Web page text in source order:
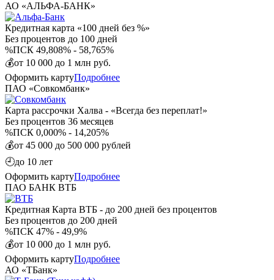
АО «АЛЬФА-БАНК»
Кредитная карта «100 дней без %»
Без процентов до 100 дней
%ПСК 49,808% - 58,765%
💰от 10 000 до 1 млн руб.
Оформить картуПодробнее
ПАО «Совкомбанк»
Карта рассрочки Халва - «Всегда без переплат!»
Без процентов 36 месяцев
%ПСК 0,000% - 14,205%
💰от 45 000 до 500 000 рублей
🕘до 10 лет
Оформить картуПодробнее
ПАО БАНК ВТБ
Кредитная Карта ВТБ - до 200 дней без процентов
Без процентов до 200 дней
%ПСК 47% - 49,9%
💰от 10 000 до 1 млн руб.
Оформить картуПодробнее
АО «ТБанк»